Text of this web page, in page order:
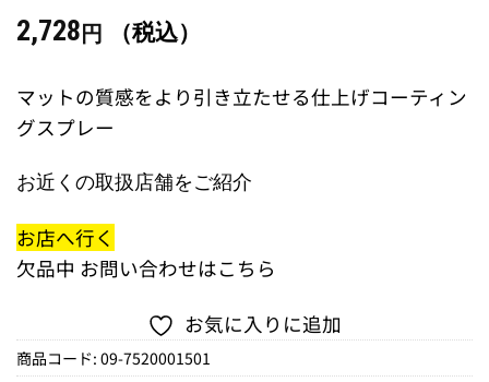
2,728 円 （税込）
マットの質感をより引き立たせる仕上げコーティン
グスプレー
お近くの取扱店舗をご紹介
お店へ行く
欠品中 お問い合わせはこちら
お気に入りに追加
商品コード: 09-7520001501